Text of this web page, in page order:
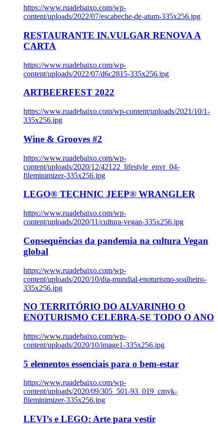
https://www.ruadebaixo.com/wp-
content/uploads/2022/07/escabeche-de-atum-335x256.jpg
RESTAURANTE IN.VULGAR RENOVA A
CARTA
https://www.ruadebaixo.com/wp-
content/uploads/2022/07/d6c2815-335x256.jpg
ARTBEERFEST 2022
https://www.ruadebaixo.com/wp-content/uploads/2021/10/1-
335x256.jpg
Wine & Grooves #2
https://www.ruadebaixo.com/wp-
content/uploads/2020/12/42122_lifestyle_envr_04-
fileminimizer-335x256.jpg
LEGO® TECHNIC JEEP® WRANGLER
https://www.ruadebaixo.com/wp-
content/uploads/2020/11/cultura-vegan-335x256.jpg
Consequências da pandemia na cultura Vegan
global
https://www.ruadebaixo.com/wp-
content/uploads/2020/10/dia-mundial-enoturismo-soalheiro-
335x256.jpg
NO TERRITÓRIO DO ALVARINHO O
ENOTURISMO CELEBRA-SE TODO O ANO
https://www.ruadebaixo.com/wp-
content/uploads/2020/10/image1-335x256.jpg
5 elementos essenciais para o bem-estar
https://www.ruadebaixo.com/wp-
content/uploads/2020/09/305_501-93_019_cmyk-
fileminimizer-335x256.jpg
LEVI’s e LEGO: Arte para vestir